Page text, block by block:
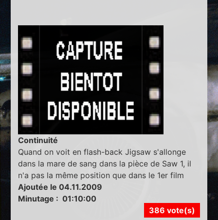
Continuité
Quand on voit en flash-back Jigsaw s'allonge
dans la mare de sang dans la pièce de Saw 1, il
n'a pas la même position que dans le 1er film
Ajoutée le 04.11.2009
Minutage : 01:10:00
386 vote(s)